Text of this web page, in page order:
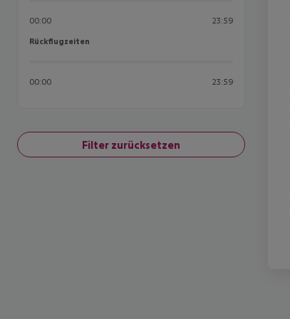
00:00 23:59
Rückflugzeiten
Rückflugzeiten
00:00 23:59
Filter zurücksetzen